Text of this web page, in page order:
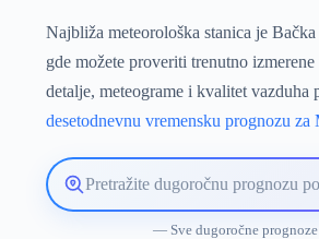
Najbliža meteorološka stanica je
gde možete proveriti trenutno
detalje, meteograme i kvalitet vazduha
desetodnevnu vremensku prognozu za
Pretražite
lokaciju
— Sve dugoročne